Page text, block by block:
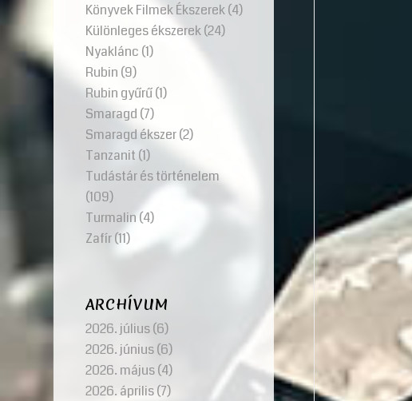
Könyvek Filmek Ékszerek(4)
Különleges ékszerek(24)
Nyaklánc (1)
Rubin (9)
Rubin gyűrű(1)
Smaragd (7)
Smaragd ékszer(2)
Tanzanit (1)
Tudástár és történelem
(109)
Turmalin (4)
Zafír(11)
ARCHÍVUM
2026. július(6)
2026. június(6)
2026. május(4)
2026. április(7)